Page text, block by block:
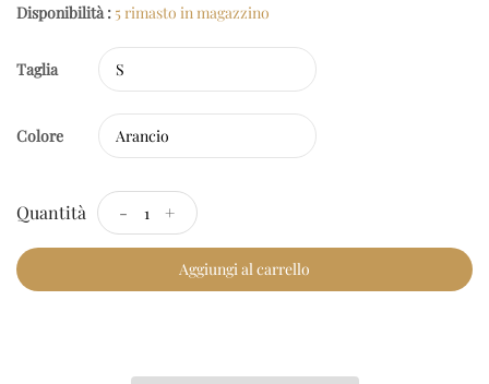
Disponibilità : 5 rimasto in magazzino
Taglia
Colore
Quantità - +
Aggiungi al carrello